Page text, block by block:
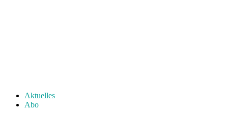
Aktuelles
Abo